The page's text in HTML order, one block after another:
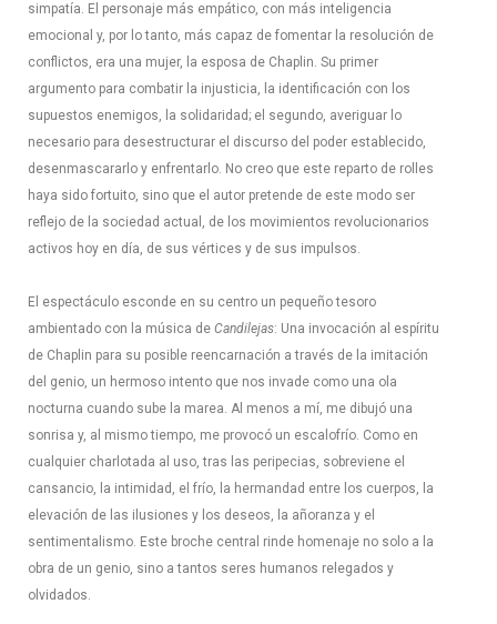
simpatía. El personaje más empático, con más inteligencia
emocional y, por lo tanto, más capaz de fomentar la resolución de
conflictos, era una mujer, la esposa de Chaplin. Su primer
argumento para combatir la injusticia, la identificación con los
supuestos enemigos, la solidaridad; el segundo, averiguar lo
necesario para desestructurar el discurso del poder establecido,
desenmascararlo y enfrentarlo. No creo que este reparto de rolles
haya sido fortuito, sino que el autor pretende de este modo ser
reflejo de la sociedad actual, de los movimientos revolucionarios
activos hoy en día, de sus vértices y de sus impulsos.
El espectáculo esconde en su centro un pequeño tesoro
ambientado con la música de Candilejas: Una invocación al espíritu
de Chaplin para su posible reencarnación a través de la imitación
del genio, un hermoso intento que nos invade como una ola
nocturna cuando sube la marea. Al menos a mí, me dibujó una
sonrisa y, al mismo tiempo, me provocó un escalofrío. Como en
cualquier charlotada al uso, tras las peripecias, sobreviene el
cansancio, la intimidad, el frío, la hermandad entre los cuerpos, la
elevación de las ilusiones y los deseos, la añoranza y el
sentimentalismo. Este broche central rinde homenaje no solo a la
obra de un genio, sino a tantos seres humanos relegados y
olvidados.